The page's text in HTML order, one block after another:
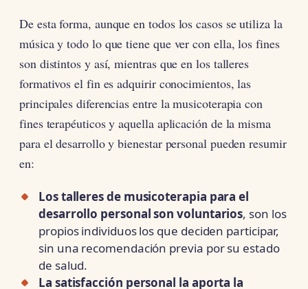
De esta forma, aunque en todos los casos se utiliza la
música y todo lo que tiene que ver con ella, los fines
son distintos y así, mientras que en los talleres
formativos el fin es adquirir conocimientos, las
principales diferencias entre la musicoterapia con
fines terapéuticos y aquella aplicación de la misma
para el desarrollo y bienestar personal pueden resumir
en:
Los talleres de musicoterapia para el
desarrollo personal son voluntarios, son los
propios individuos los que deciden participar,
sin una recomendación previa por su estado
de salud.
La satisfacción personal la aporta la